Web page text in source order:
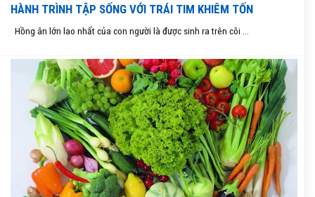
HÀNH TRÌNH TẬP SỐNG VỚI TRÁI TIM KHIÊM TỐN
Hồng ân lớn lao nhất của con người là được sinh ra trên cõi ...